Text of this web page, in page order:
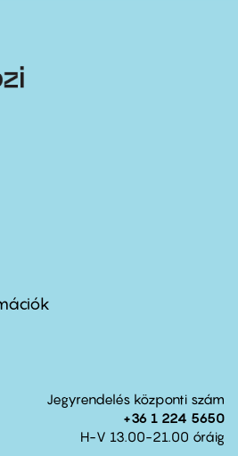
Jegyrendelés központi szám
+36 1 224 5650
H-V 13.00-21.00 óráig